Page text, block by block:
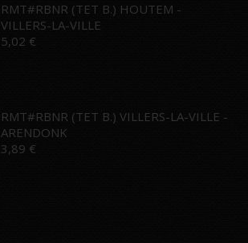
RMT#RBNR (TET B.) HOUTEM -
VILLERS-LA-VILLE
5,02 €
RMT#RBNR (TET B.) VILLERS-LA-VILLE -
ARENDONK
3,89 €